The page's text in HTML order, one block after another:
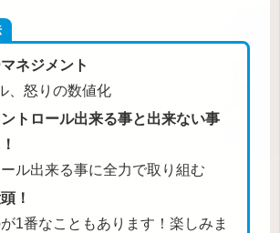
ネジメント
、怒りの数値化
トロール出来る事と出来ない事
ル出来る事に全力で取り組む
！
1番なこともあります！楽しみま